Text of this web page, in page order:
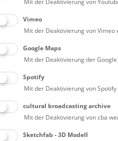
Dienstags ist das
Vimeo
Mit der Deaktivierung von
Google Maps
Mit der Deaktivierung der
Spotify
Mit der Deaktivierung von
cultural broadcasting archive
Mit der Deaktivierung von cba
Sketchfab - 3D Modell